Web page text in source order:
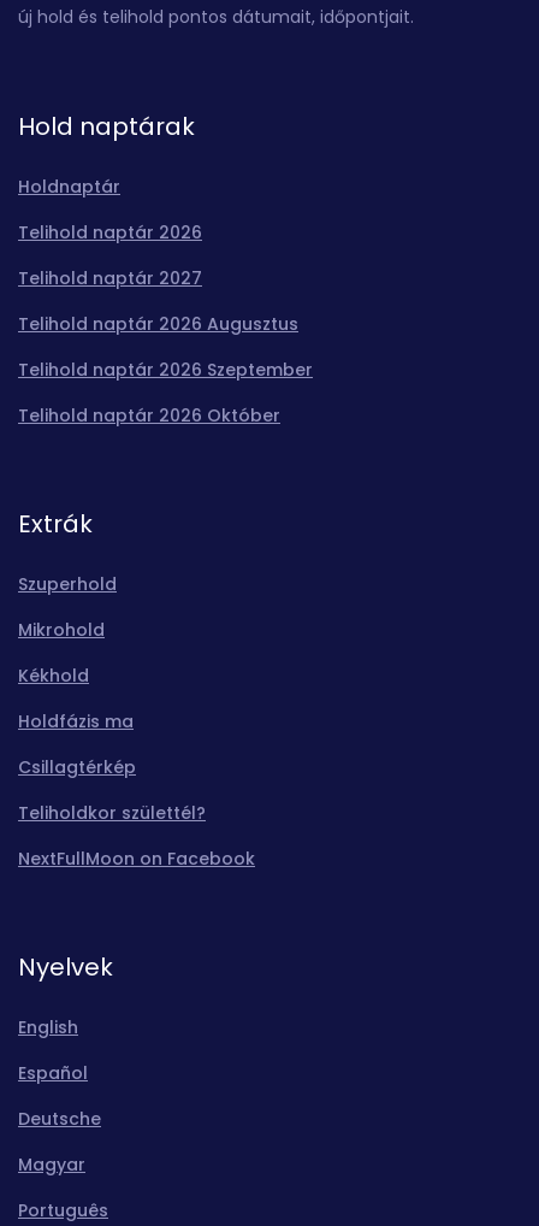
új hold és telihold pontos dátumait, időpontjait.
Hold naptárak
Holdnaptár
Telihold naptár 2026
Telihold naptár 2027
Telihold naptár 2026 Augusztus
Telihold naptár 2026 Szeptember
Telihold naptár 2026 Október
Extrák
Szuperhold
Mikrohold
Kékhold
Holdfázis ma
Csillagtérkép
Teliholdkor születtél?
NextFullMoon on Facebook
Nyelvek
English
Español
Deutsche
Magyar
Português